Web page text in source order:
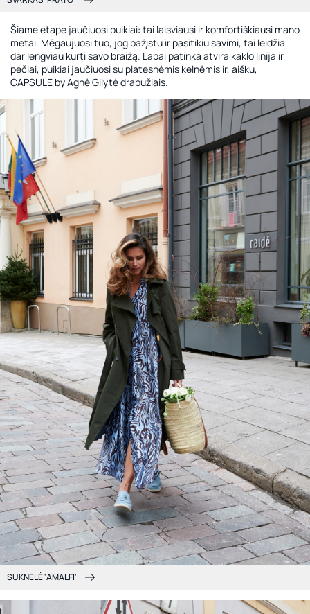
Šiame etape jaučiuosi puikiai: tai laisviausi ir komfortiškiausi mano
metai. Mėgaujuosi tuo, jog pažįstu ir pasitikiu savimi, tai leidžia
dar lengviau kurti savo braižą. Labai patinka atvira kaklo linija ir
pečiai, puikiai jaučiuosi su platesnėmis kelnėmis ir, aišku,
CAPSULE by Agnė Gilytė drabužiais.
SUKNELĖ 'AMALFI'